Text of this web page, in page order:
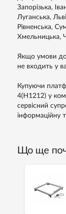
Запорізька,
Луганська,
Рівненська,
Хмельницька,
Якщо умови
не входить у
Купуючи
4(H1212) у
сервісний
інформаційну
Що ще